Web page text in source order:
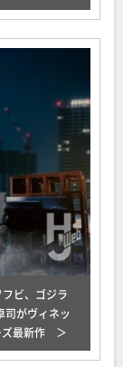
ビ、ゴジラ
司がヴィネッ
最新作